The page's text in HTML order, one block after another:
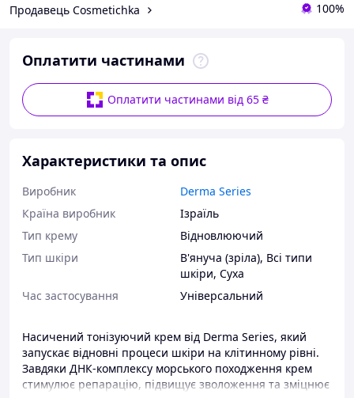
Продавець Cosmetichka 100%
Оплатити частинами
Оплатити частинами від 65 ₴
Характеристики та опис
Виробник
Derma Series
Країна виробник
Ізраїль
Тип крему
Відновлюючий
Тип шкіри
В'януча (зріла), Всі типи
шкіри, Суха
Час застосування
Універсальний
Насичений тонізуючий крем від Derma Series, який
запускає відновні процеси шкіри на клітинному рівні.
Завдяки ДНК‑комплексу морського походження крем
стимулює репарацію, підвищує зволоження та зміцнює